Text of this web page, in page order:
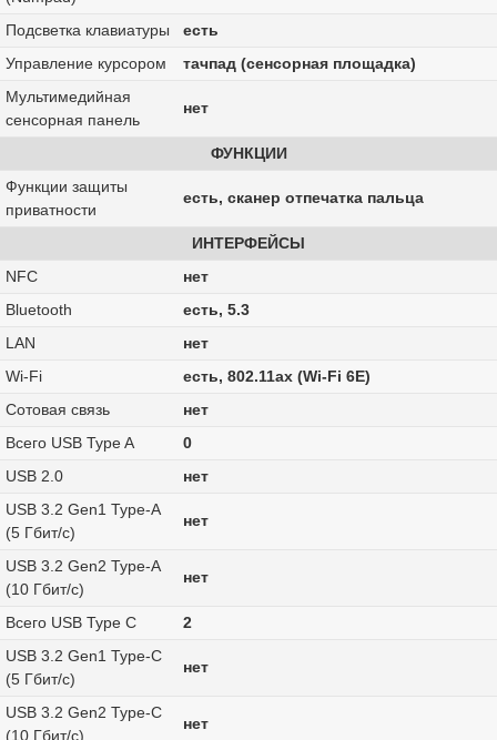
Подсветка клавиатуры
есть
Управление курсором
тачпад (сенсорная площадка)
Мультимедийная
сенсорная панель
нет
ФУНКЦИИ
Функции защиты
приватности
есть, сканер отпечатка пальца
ИНТЕРФЕЙСЫ
NFC
нет
Bluetooth
есть, 5.3
LAN
нет
Wi-Fi
есть, 802.11ax (Wi-Fi 6E)
Сотовая связь
нет
Всего USB Type A
0
USB 2.0
нет
USB 3.2 Gen1 Type-A
(5 Гбит/с)
нет
USB 3.2 Gen2 Type-A
(10 Гбит/с)
нет
Всего USB Type C
2
USB 3.2 Gen1 Type-C
(5 Гбит/с)
нет
USB 3.2 Gen2 Type-C
(10 Гбит/с)
нет